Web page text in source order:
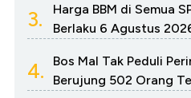
3.
Harga BBM di Semua
Berlaku 6 Agustus
4.
Bos Mal Tak Peduli
Berujung 502 Orang